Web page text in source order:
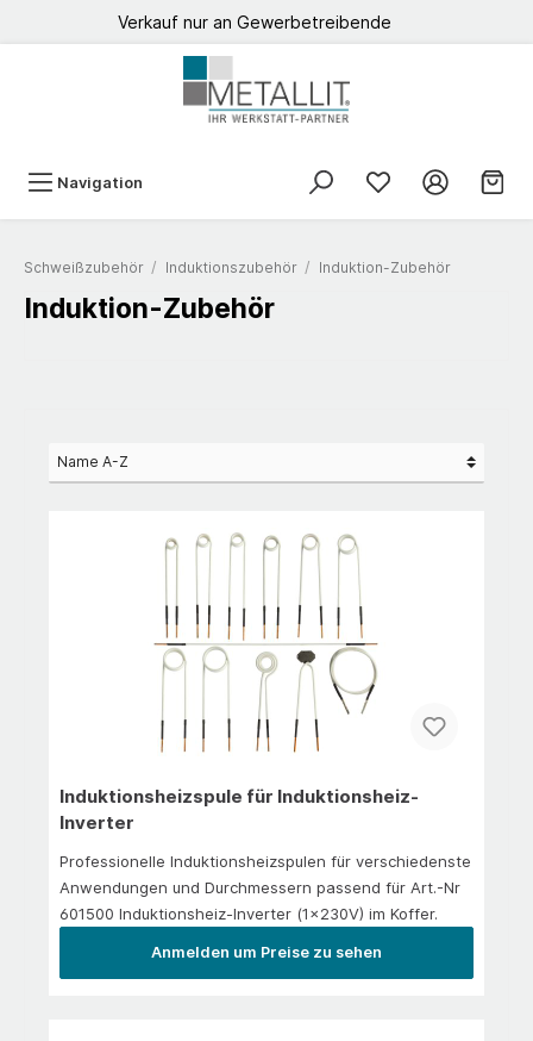
Verkauf nur an Gewerbetreibende
Navigation
Schweißzubehör / Induktionszubehör / Induktion-Zubehör
Induktion-Zubehör
Induktionsheizspule für Induktionsheiz-
Inverter
Professionelle Induktionsheizspulen für verschiedenste
Anwendungen und Durchmessern passend für Art.-Nr
601500 Induktionsheiz-Inverter (1x230V) im Koffer.
Anmelden um Preise zu sehen